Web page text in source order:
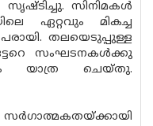
സിനിമകൾ
ഏറ്റവും മികച്ച
പരായി. തലയെടുപ്പുള്ള
സംഘടനകൾക്കു
യാത്ര ചെയ്‌തു.